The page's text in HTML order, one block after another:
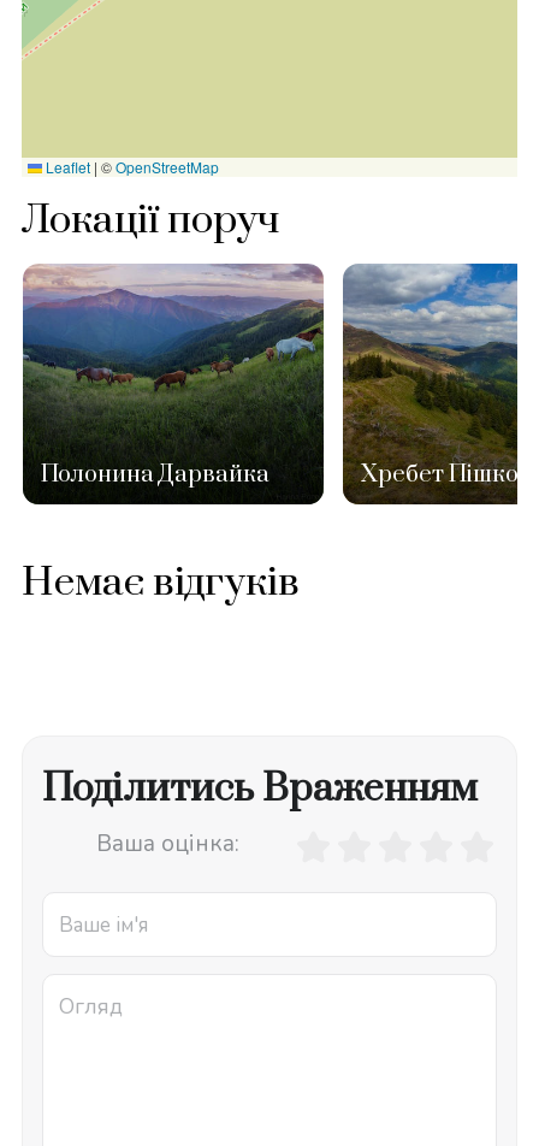
Leaflet | ©OpenStreetMap
Локації поруч
Полонина Дарвайка Хребет
Немає відгуків
Поділитись Враженням
Ваша оцінка: